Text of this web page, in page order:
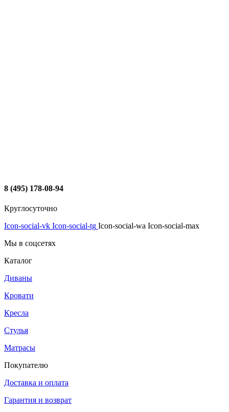
8 (495) 178-08-94
Круглосуточно
Icon-social-vk Icon-social-tg Icon-social-wa Icon-social-max
Мы в соцсетях
Каталог
Диваны
Кровати
Кресла
Стулья
Матрасы
Покупателю
Доставка и оплата
Гарантия и возврат